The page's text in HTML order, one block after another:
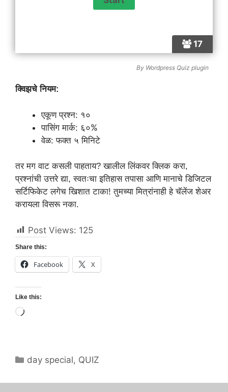
17
By Wordpress Quiz plugin
क्विझचे नियम:
एकूण प्रश्न: १०
पासिंग मार्क: ६०%
वेळ: फक्त ५ मिनिटे
तर मग वाट कसली पाहताय? खालील लिंकवर क्लिक करा,
प्रश्नांची उत्तरे द्या, स्वतःचा इतिहास तपासा आणि मानाचे डिजिटल
सर्टिफिकेट लगेच खिशात टाका! तुमच्या मित्रांनाही हे चॅलेंज शेअर
करायला विसरू नका.
Post Views: 125
Share this:
Facebook X
Like this:
Loading…
Categories
day special, QUIZ